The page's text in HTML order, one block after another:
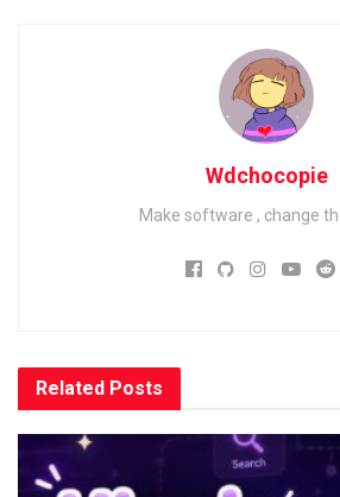
Wdchocopie
Make software , change
Related Posts